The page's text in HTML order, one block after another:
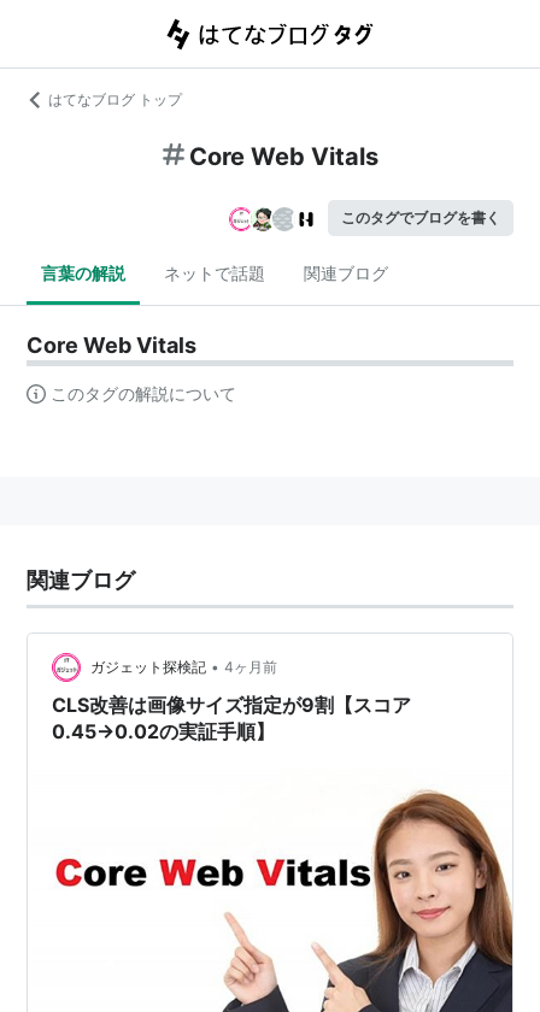
はてなブログ トップ
Core Web Vitals
このタグでブログを書く
言葉の解説 ネットで話題 関連ブログ
Core Web Vitals
このタグの解説について
関連ブログ
ガジェット探検記 • 4ヶ月前
CLS改善は画像サイズ指定が9割【スコア
0.45→0.02の実証手順】